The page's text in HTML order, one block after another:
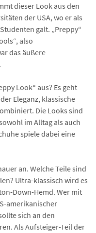
dieser Look aus den
der USA, wo er als
galt. „Preppy“
also
das äußere
Look“ aus? Es geht
Eleganz, klassische
Die Looks sind
im Alltag als auch
spiele dabei eine
an. Welche Teile sind
Ultra-klassisch wird es
Down-Hemd. Wer mit
amerikanischer
sich an den
Als Aufsteiger-Teil der